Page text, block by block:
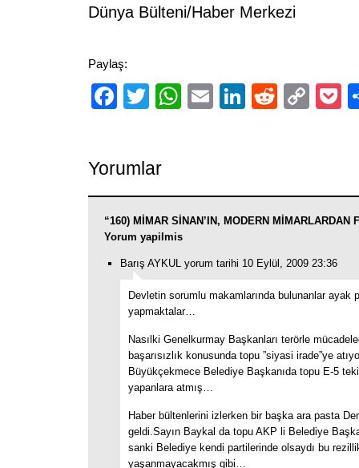
Dünya Bülteni/Haber Merkezi
Paylaş:
Facebook
TwitterWhatsApp
EmailLinkedIn
Reddit
Yorumlar
“160) MİMAR SİNAN’IN, MODERN MİMARLARDAN
Yorum yapilmis
Barış AYKUL yorum tarihi 10 Eylül, 2009 23:36
Devletin sorumlu makamlarında bulunanlar ayak
yapmaktalar…
Nasılki Genelkurmay Başkanları terörle
başarısızlık konusunda topu ”siyasi irade”ye
Büyükçekmece Belediye Başkanıda topu E-5
yapanlara atmış…
Haber bültenlerini izlerken bir başka ara pasta
geldi.Sayın Baykal da topu AKP li Belediye
sanki Belediye kendi partilerinde olsaydı bu
yaşanmayacakmış gibi…